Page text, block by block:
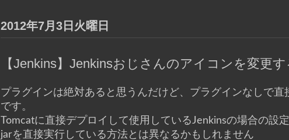
2012年7月3日火曜日
【Jenkins】Jenkinsおじさんのアイコンを変更
プラグインは絶対あると思うんだけど、プラグインなしで
です。
Tomcatに直接デプロイして使用しているJenkinsの場合の設
jarを直接実行している方法とは異なるかもしれません